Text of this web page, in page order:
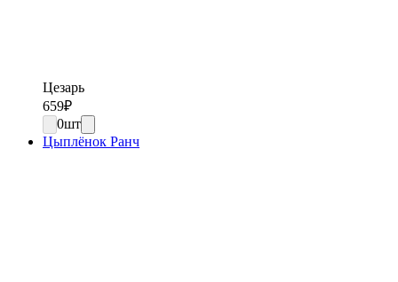
Цезарь
659₽
0шт
Цыплёнок Ранч